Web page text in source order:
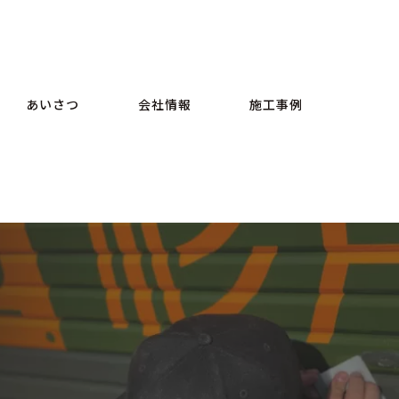
あいさつ 会社情報 施工事例